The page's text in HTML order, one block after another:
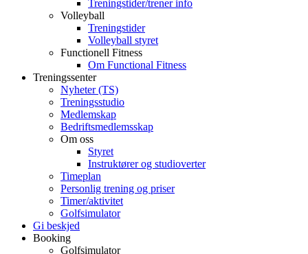
Treningstider/trener info
Volleyball
Treningstider
Volleyball styret
Functionell Fitness
Om Functional Fitness
Treningssenter
Nyheter (TS)
Treningsstudio
Medlemskap
Bedriftsmedlemsskap
Om oss
Styret
Instruktører og studioverter
Timeplan
Personlig trening og priser
Timer/aktivitet
Golfsimulator
Gi beskjed
Booking
Golfsimulator